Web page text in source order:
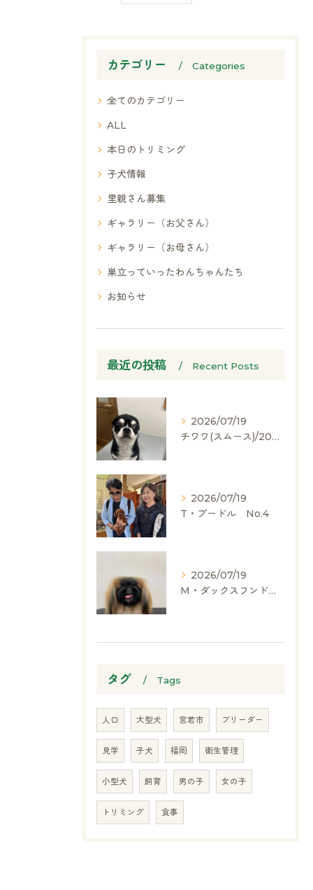
カテゴリー Categories
全てのカテゴリー
ALL
本日のトリミング
子犬情報
里親さん募集
ギャラリー（お父さん）
ギャラリー（お母さん）
巣立っていったわんちゃんたち
お知らせ
最近の投稿 Recent Posts
2026/07/19
チワワ(スムース)/2024.05.06/男の子/60,000(税別)
2026/07/19
T・プードル No.4
2026/07/19
M・ダックスフンド、ヨークシャーテリア、ペキニーズ、ポメラニアン
タグ Tags
人口 大型犬 宮若市 ブリーダー
見学 子犬 福岡 衛生管理
小型犬 飼育 男の子 女の子
トリミング 食事
お気軽にお問い合わせください